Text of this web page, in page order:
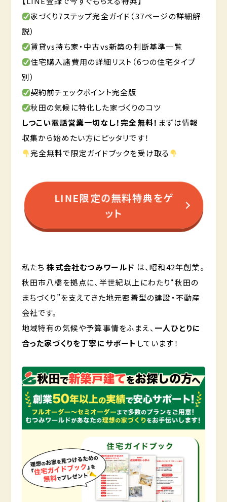
家づくり7ステップ完全ガイド（37ページの詳細解
説）
賃貸vs持ち家・中古vs新築の判断基準一覧
住宅購入諸費用の詳細リスト（6つの住宅タイプ
別）
契約前チェックポイント完全版
秋田の気候に特化した家づくりのコツ
しつこい電話営業一切なし！完全無料！ まずは情報
収集から始めたい方にピッタリです！
完全無料で限定ガイドブックを受け取る
LINE限定の無料特典をゲ
ット
私たち株式会社むつみワールド は、昭和42年創業。
秋田市八橋を拠点に、半世紀以上にわたり“秋田の
まちづくり”を支えてきた地元密着型の建設・不動産
会社です。
地域特有の気候や予算事情をふまえ、 一人ひとりに
合った家づくりを丁寧にサポート しています！